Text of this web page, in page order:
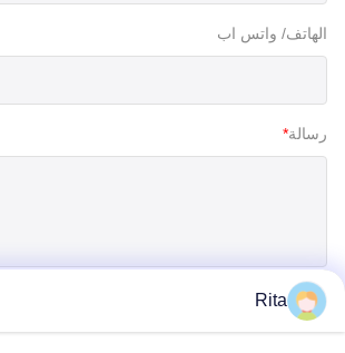
الهاتف/ واتس اب
رسالة*
Rita